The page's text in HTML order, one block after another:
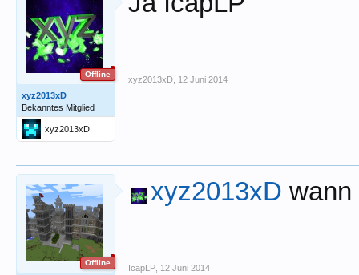
Offline
xyz2013xD
Bekanntes Mitglied
xyz2013xD
xyz2013xD 12 Juni 2014
Offline
xyz2013xD wann
IcapLP 12 Juni 2014